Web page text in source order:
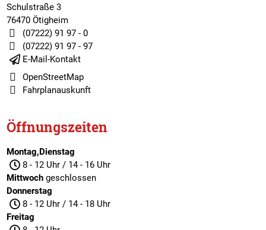
Schulstraße 3
76470 Ötigheim
(07222) 91 97 - 0
(07222) 91 97 - 97
E-Mail-Kontakt
OpenStreetMap
Fahrplanauskunft
Öffnungszeiten
Montag,Dienstag
8 - 12 Uhr / 14 - 16 Uhr
Mittwochgeschlossen
Donnerstag
8 - 12 Uhr / 14 - 18 Uhr
Freitag